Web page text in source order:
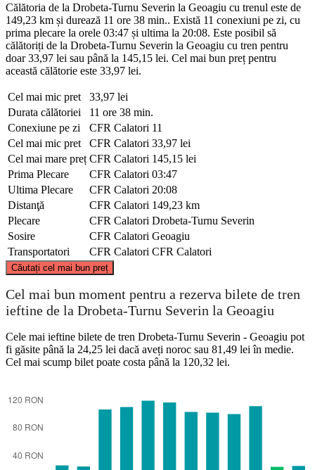
Călătoria de la Drobeta-Turnu Severin la Geoagiu cu trenul este de
149,23 km și durează 11 ore 38 min.. Există 11 conexiuni pe zi, cu
prima plecare la orele 03:47 și ultima la 20:08. Este posibil să
călătoriți de la Drobeta-Turnu Severin la Geoagiu cu tren pentru
doar 33,97 lei sau până la 145,15 lei. Cel mai bun preț pentru
această călătorie este 33,97 lei.
Cel mai mic pret
33,97 lei
Durata călătoriei
11 ore 38 min.
Conexiune pe zi
CFR Calatori 11
Cel mai mic pret
CFR Calatori 33,97 lei
Cel mai mare preț CFR Calatori 145,15 lei
Prima Plecare
CFR Calatori 03:47
Ultima Plecare
CFR Calatori 20:08
Distanţă
CFR Calatori 149,23 km
Plecare
CFR Calatori Drobeta-Turnu Severin
Sosire
CFR Calatori Geoagiu
Transportatori
CFR Calatori CFR Calatori
Căutați cel mai bun preț
©CARTO, ©OpenStreetMap
Cel mai bun moment pentru a rezerva bilete de tren
ieftine de la Drobeta-Turnu Severin la Geoagiu
Cele mai ieftine bilete de tren Drobeta-Turnu Severin - Geoagiu pot
fi găsite până la 24,25 lei dacă aveți noroc sau 81,49 lei în medie.
Cel mai scump bilet poate costa până la 120,32 lei.